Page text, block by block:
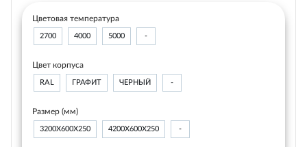
Цветовая температура
2700 4000 5000 -
Цвет корпуса
RAL ГРАФИТ ЧЕРНЫЙ -
Размер (мм)
3200Х600Х250 4200Х600Х250 -